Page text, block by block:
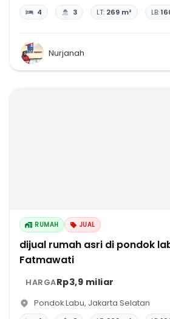
4 3 LT: 269 m² LB:
Nurjanah
RUMAH JUAL
dijual rumah asri di pondok
Fatmawati
HARGARp3,9 miliar
Pondok Labu, Jakarta Selatan